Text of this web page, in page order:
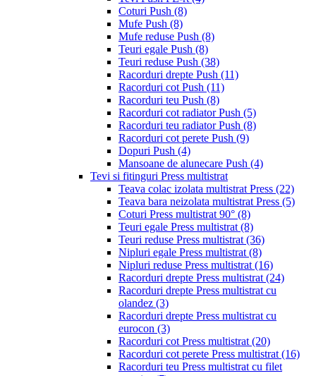
Coturi Push (8)
Mufe Push (8)
Mufe reduse Push (8)
Teuri egale Push (8)
Teuri reduse Push (38)
Racorduri drepte Push (11)
Racorduri cot Push (11)
Racorduri teu Push (8)
Racorduri cot radiator Push (5)
Racorduri teu radiator Push (8)
Racorduri cot perete Push (9)
Dopuri Push (4)
Mansoane de alunecare Push (4)
Tevi si fitinguri Press multistrat
Teava colac izolata multistrat Press (22)
Teava bara neizolata multistrat Press (5)
Coturi Press multistrat 90° (8)
Teuri egale Press multistrat (8)
Teuri reduse Press multistrat (36)
Nipluri egale Press multistrat (8)
Nipluri reduse Press multistrat (16)
Racorduri drepte Press multistrat (24)
Racorduri drepte Press multistrat cu
olandez (3)
Racorduri drepte Press multistrat cu
eurocon (3)
Racorduri cot Press multistrat (20)
Racorduri cot perete Press multistrat (16)
Racorduri teu Press multistrat cu filet